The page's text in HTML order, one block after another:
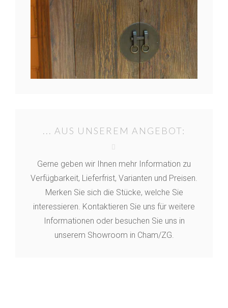
... AUS UNSEREM ANGEBOT:
Gerne geben wir Ihnen mehr Information zu
Verfügbarkeit, Lieferfrist, Varianten und Preisen.
Merken Sie sich die Stücke, welche Sie
interessieren. Kontaktieren Sie uns für weitere
Informationen oder besuchen Sie uns in
unserem Showroom in Cham/ZG.